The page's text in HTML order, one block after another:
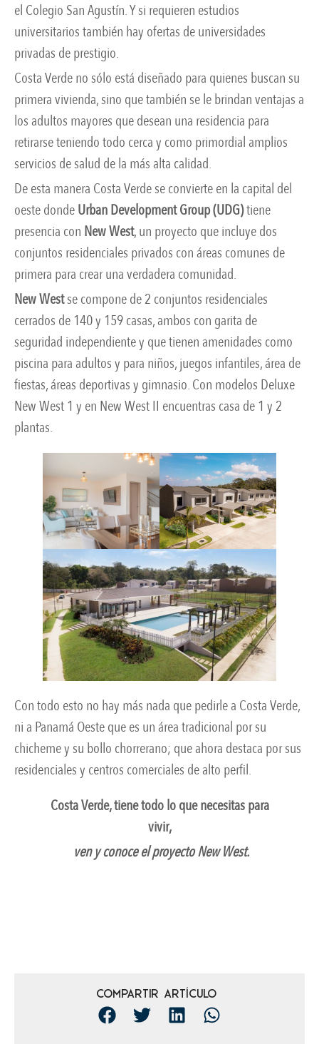
el Colegio San Agustín. Y si requieren estudios
universitarios también hay ofertas de universidades
privadas de prestigio.
Costa Verde no sólo está diseñado para quienes buscan su
primera vivienda, sino que también se le brindan ventajas a
los adultos mayores que desean una residencia para
retirarse teniendo todo cerca y como primordial amplios
servicios de salud de la más alta calidad.
De esta manera Costa Verde se convierte en la capital del
oeste dondeUrban Development Group (UDG)tiene
presencia con New West, un proyecto que incluye dos
conjuntos residenciales privados con áreas comunes de
primera para crear una verdadera comunidad.
New Westse compone de 2 conjuntos residenciales
cerrados de 140 y 159 casas, ambos con garita de
seguridad independiente y que tienen amenidades como
piscina para adultos y para niños, juegos infantiles, área de
fiestas, áreas deportivas y gimnasio. Con modelos Deluxe
New West 1 y en New West II encuentras casa de 1 y 2
plantas.
Con todo esto no hay más nada que pedirle a Costa Verde,
ni a Panamá Oeste que es un área tradicional por su
chicheme y su bollo chorrerano; que ahora destaca por sus
residenciales y centros comerciales de alto perfil.
Costa Verde, tiene todo lo que necesitas para
vivir,
ven y conoce el proyecto New West.
Compartir artículo